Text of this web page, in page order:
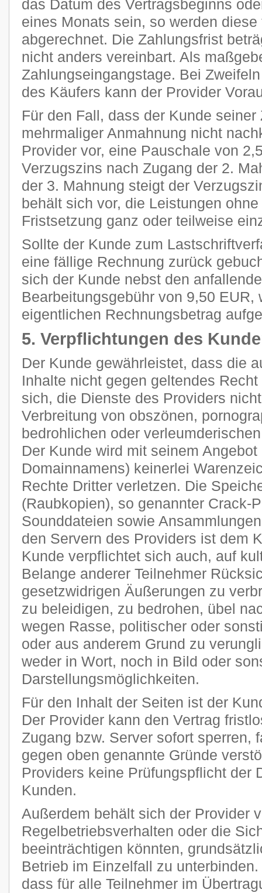
das Datum des Vertragsbeginns
eines Monats sein, so werden
abgerechnet. Die Zahlungsfrist
nicht anders vereinbart. Als
Zahlungseingangstage. Bei
des Käufers kann der Provider
Für den Fall, dass der Kunde
mehrmaliger Anmahnung nicht
Provider vor, eine Pauschale von
Verzugszins nach Zugang der 2.
der 3. Mahnung steigt der
behält sich vor, die Leistungen
Fristsetzung ganz oder teilweise
Sollte der Kunde zum
eine fällige Rechnung zurück
sich der Kunde nebst den
Bearbeitungsgebühr von 9,50 EUR,
eigentlichen Rechnungsbetrag
5. Verpflichtungen des
Der Kunde gewährleistet, dass die
Inhalte nicht gegen geltendes
sich, die Dienste des Providers
Verbreitung von obszönen,
bedrohlichen oder
Der Kunde wird mit seinem
Domainnamens) keinerlei
Rechte Dritter verletzen. Die
(Raubkopien), so genannter Crack-
Sounddateien sowie
den Servern des Providers ist dem
Kunde verpflichtet sich auch, auf
Belange anderer Teilnehmer
gesetzwidrigen Äußerungen zu
zu beleidigen, zu bedrohen, übel
wegen Rasse, politischer oder
oder aus anderem Grund zu
weder in Wort, noch in Bild oder
Darstellungsmöglichkeiten.
Für den Inhalt der Seiten ist der
Der Provider kann den Vertrag
Zugang bzw. Server sofort sperren,
gegen oben genannte Gründe
Providers keine Prüfungspflicht der
Kunden.
Außerdem behält sich der Provider
Regelbetriebsverhalten oder die
beeinträchtigen könnten,
Betrieb im Einzelfall zu
dass für alle Teilnehmer im